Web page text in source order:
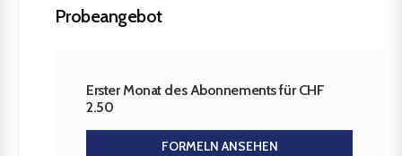
Probeangebot
Erster Monat des Abonnements für CHF
2.50
FORMELN ANSEHEN